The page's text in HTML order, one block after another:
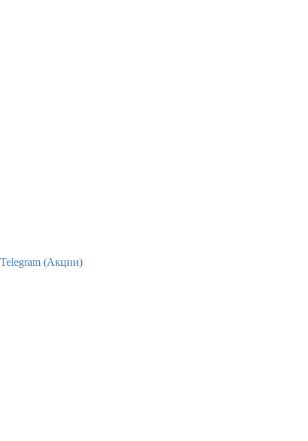
Telegram (Акции)